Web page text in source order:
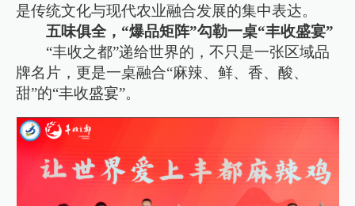
是传统文化与现代农业融合发展的集中表达。
五味俱全，“爆品矩阵”勾勒一桌“丰收盛宴”
“丰收之都”递给世界的，不只是一张区域品
牌名片，更是一桌融合“麻辣、鲜、香、酸、
甜”的“丰收盛宴”。